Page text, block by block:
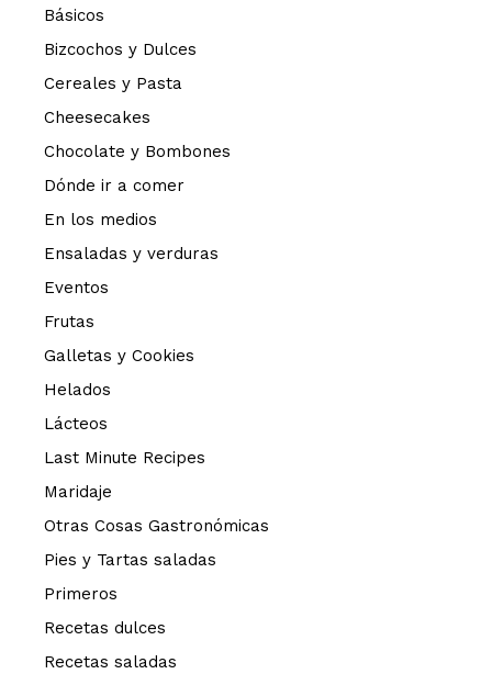
Básicos
Bizcochos y Dulces
Cereales y Pasta
Cheesecakes
Chocolate y Bombones
Dónde ir a comer
En los medios
Ensaladas y verduras
Eventos
Frutas
Galletas y Cookies
Helados
Lácteos
Last Minute Recipes
Maridaje
Otras Cosas Gastronómicas
Pies y Tartas saladas
Primeros
Recetas dulces
Recetas saladas